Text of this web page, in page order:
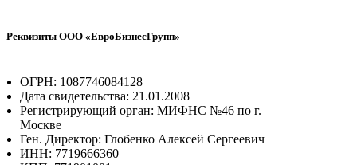
Реквизиты ООО «ЕвроБизнесГрупп»
ОГРН: 1087746084128
Дата свидетельства: 21.01.2008
Регистрирующий орган: МИФНС №46 по г.
Москве
Ген. Директор: Глобенко Алексей Сергеевич
ИНН: 7719666360